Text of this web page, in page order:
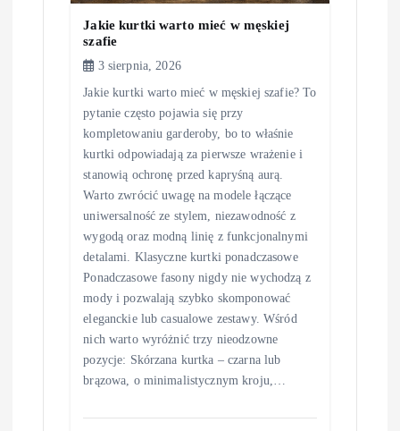
Jakie kurtki warto mieć w męskiej
szafie
3 sierpnia, 2026
Jakie kurtki warto mieć w męskiej szafie? To
pytanie często pojawia się przy
kompletowaniu garderoby, bo to właśnie
kurtki odpowiadają za pierwsze wrażenie i
stanowią ochronę przed kapryśną aurą.
Warto zwrócić uwagę na modele łączące
uniwersalność ze stylem, niezawodność z
wygodą oraz modną linię z funkcjonalnymi
detalami. Klasyczne kurtki ponadczasowe
Ponadczasowe fasony nigdy nie wychodzą z
mody i pozwalają szybko skomponować
eleganckie lub casualowe zestawy. Wśród
nich warto wyróżnić trzy nieodzowne
pozycje: Skórzana kurtka – czarna lub
brązowa, o minimalistycznym kroju,…